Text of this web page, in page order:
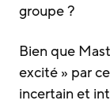
groupe ?
Bien que
excité » par
incertain et